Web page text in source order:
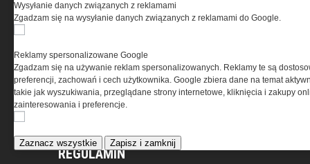
Codzienne źródło informacji o taktyce, szkoleniu,
misjach bojowych, uzbrojeniu, umundurowaniu
i wyposażeniu jednostek specjalnych w kraju i na świecie.
REGULAMIN
Wysyłanie danych związanych z reklamami
Zgadzam się na wysyłanie danych związanych z reklamami do Google.
Reklamy spersonalizowane Google
Zgadzam się na używanie reklam spersonalizowanych. Reklamy te są
preferencji, zachowań i cech użytkownika. Google zbiera dane na temat
takie jak wyszukiwania, przeglądane strony internetowe, kliknięcia i zakupy
zainteresowania i preferencje.
Zaznacz wszystkie Zapisz i zamknij